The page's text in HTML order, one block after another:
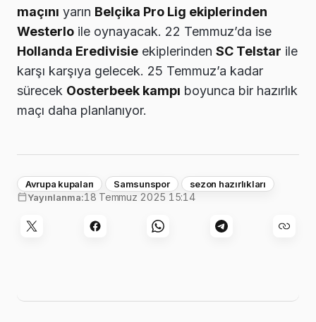
maçını yarın Belçika Pro Lig ekiplerinden
Westerlo ile oynayacak. 22 Temmuz’da ise
Hollanda Eredivisie ekiplerinden SC Telstar ile
karşı karşıya gelecek. 25 Temmuz’a kadar
sürecek Oosterbeek kampı boyunca bir hazırlık
maçı daha planlanıyor.
Avrupa kupaları Samsunspor
sezon hazırlıkları
Yayınlanma:18 Temmuz 2025 15:14